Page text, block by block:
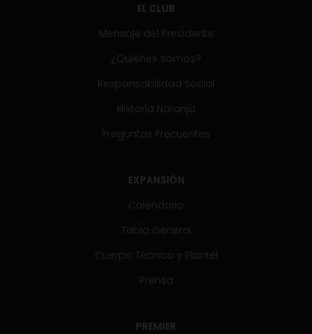
EL CLUB
Mensaje del Presidente
¿Quiénes somos?
Responsabilidad Social
Historia Naranja
Preguntas Frecuentes
EXPANSIÓN
Calendario
Tabla General
Cuerpo Técnico y Plantel
Prensa
PREMIER